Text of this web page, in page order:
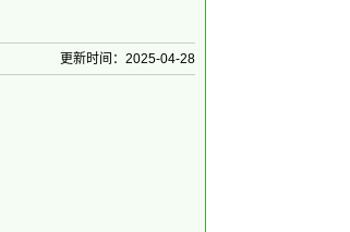
更新时间：2025-04-28